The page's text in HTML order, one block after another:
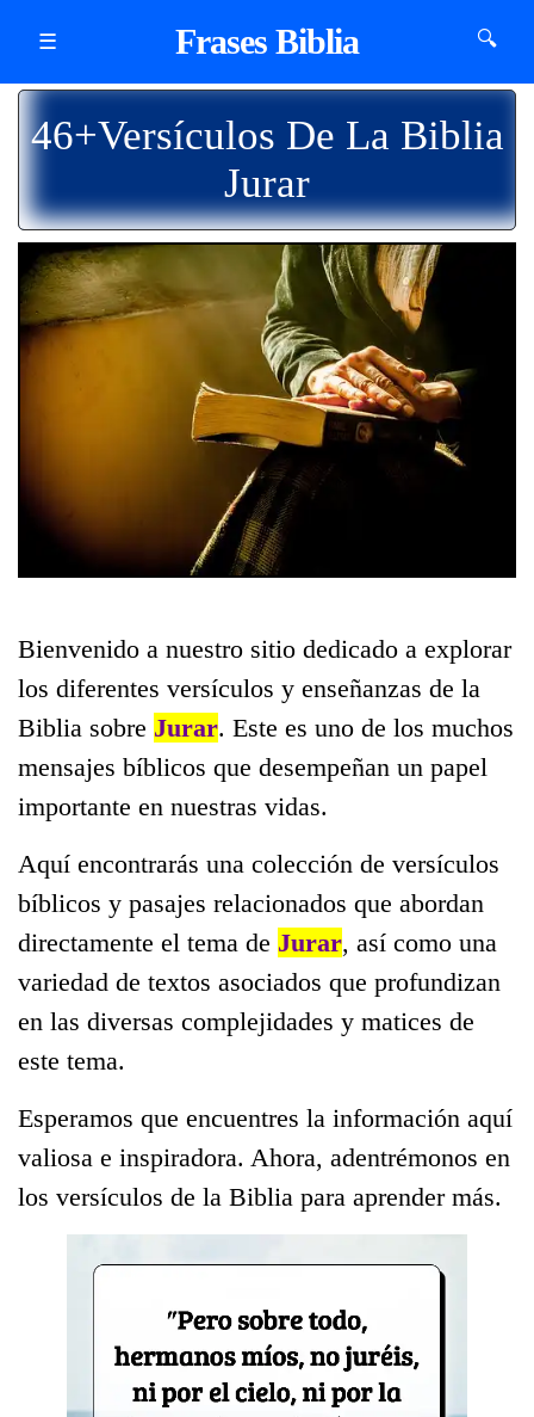
☰ Frases Biblia 🔍
46+Versículos De La Biblia
Jurar
Bienvenido a nuestro sitio dedicado a explorar
los diferentes versículos y enseñanzas de la
Biblia sobre Jurar. Este es uno de los muchos
mensajes bíblicos que desempeñan un papel
importante en nuestras vidas.
Aquí encontrarás una colección de versículos
bíblicos y pasajes relacionados que abordan
directamente el tema de Jurar, así como una
variedad de textos asociados que profundizan
en las diversas complejidades y matices de
este tema.
Esperamos que encuentres la información aquí
valiosa e inspiradora. Ahora, adentrémonos en
los versículos de la Biblia para aprender más.